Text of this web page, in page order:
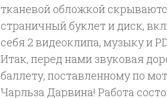
тканевой обложкой
страничный буклет и диск,
себя 2 видеоклипа, музыку и
Итак, перед нами звуковая
баллету, поставленному по
Чарльза Дарвина! Работа